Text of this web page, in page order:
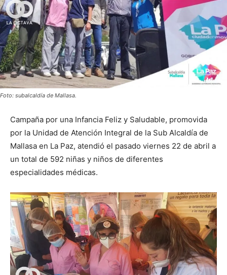
Foto: subalcaldía de Mallasa.
Campaña por una Infancia Feliz y Saludable, promovida
por la Unidad de Atención Integral de la Sub Alcaldía de
Mallasa en La Paz, atendió el pasado viernes 22 de abril a
un total de 592 niñas y niños de diferentes
especialidades médicas.